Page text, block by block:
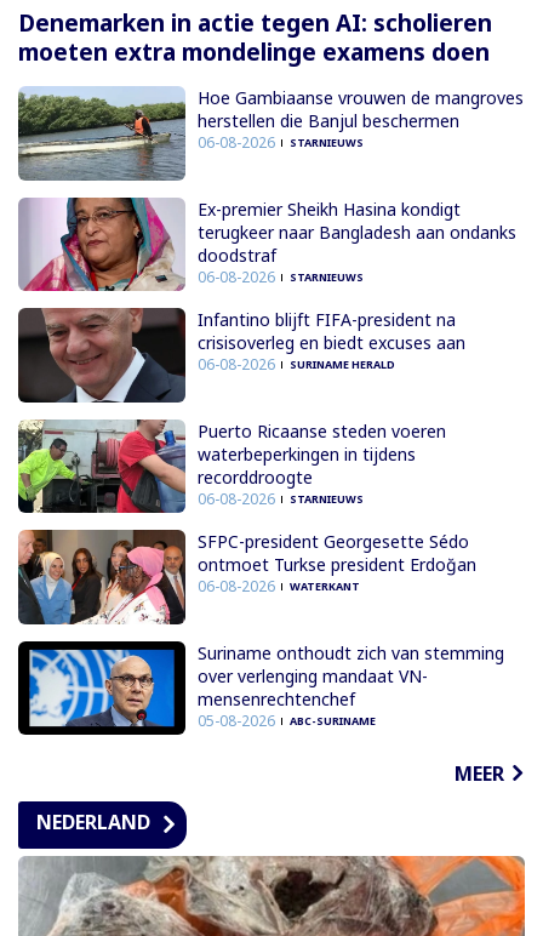
Denemarken in actie tegen AI: scholieren
moeten extra mondelinge examens doen
Hoe Gambiaanse vrouwen de mangroves
herstellen die Banjul beschermen
06-08-2026 STARNIEUWS
Ex-premier Sheikh Hasina kondigt
terugkeer naar Bangladesh aan ondanks
doodstraf
06-08-2026 STARNIEUWS
Infantino blijft FIFA-president na
crisisoverleg en biedt excuses aan
06-08-2026 SURINAME HERALD
Puerto Ricaanse steden voeren
waterbeperkingen in tijdens
recorddroogte
06-08-2026 STARNIEUWS
SFPC-president Georgesette Sédo
ontmoet Turkse president Erdoğan
06-08-2026 WATERKANT
Suriname onthoudt zich van stemming
over verlenging mandaat VN-
mensenrechtenchef
05-08-2026 ABC-SURINAME
MEER
NEDERLAND